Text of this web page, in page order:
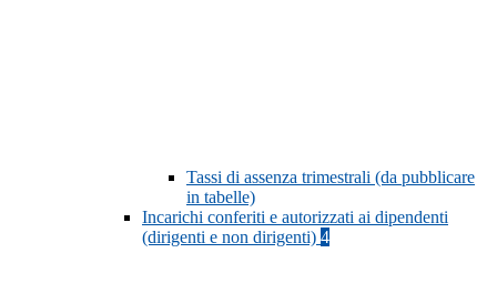
Tassi di assenza trimestrali (da pubblicare
in tabelle)
Incarichi conferiti e autorizzati ai dipendenti
(dirigenti e non dirigenti) 4